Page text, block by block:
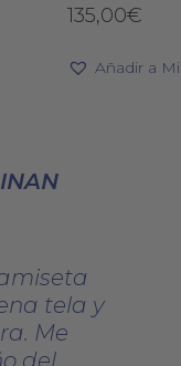
variantes.
elegir
de
producto
135,00€
Añadir a
tela y
Me
del